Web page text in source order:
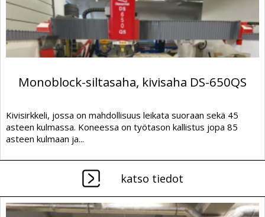
Monoblock-siltasaha, kivisaha DS-650QS
Kivisirkkeli, jossa on mahdollisuus leikata suoraan sekä 45
asteen kulmassa. Koneessa on työtason kallistus jopa 85
asteen kulmaan ja...
katso tiedot